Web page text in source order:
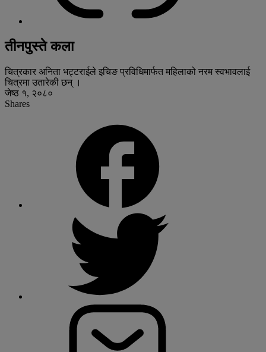
तीनपुस्ते कला
चित्रकार अनिता भट्टराईले इचिङ प्रविधिमार्फत महिलाको नरम स्वभावलाई
चित्रमा उतारेकी छन् ।
जेष्ठ १, २०८०
Shares